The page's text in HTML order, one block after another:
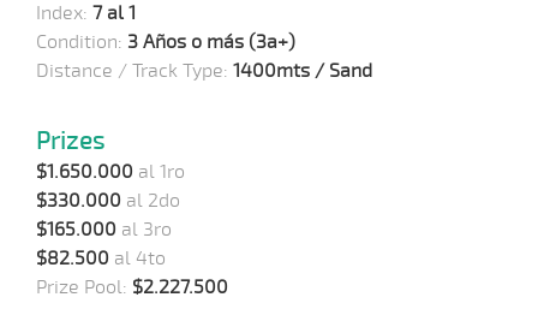
Index: 7 al 1
Condition: 3 Años o más (3a+)
Distance / Track Type: 1400mts / Sand
Prizes
$1.650.000 al 1ro
$330.000 al 2do
$165.000 al 3ro
$82.500 al 4to
Prize Pool: $2.227.500